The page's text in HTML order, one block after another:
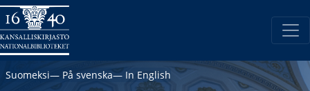
Suomeksi― På svenska― In English